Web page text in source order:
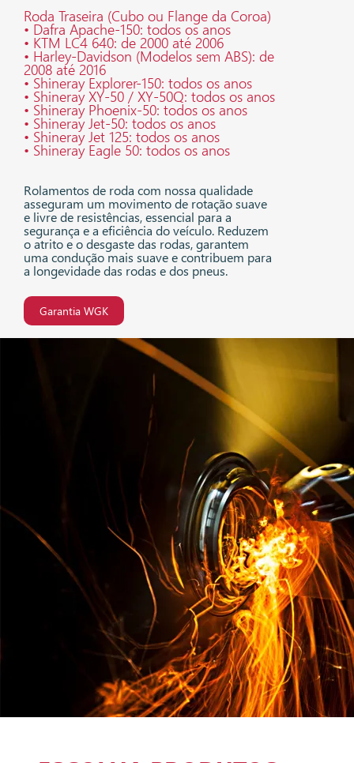
Roda Traseira (Cubo ou Flange da Coroa)
• Dafra Apache-150: todos os anos
• KTM LC4 640: de 2000 até 2006
• Harley-Davidson (Modelos sem ABS): de
2008 até 2016
• Shineray Explorer-150: todos os anos
• Shineray XY-50 / XY-50Q: todos os anos
• Shineray Phoenix-50: todos os anos
• Shineray Jet-50: todos os anos
• Shineray Jet 125: todos os anos
• Shineray Eagle 50: todos os anos
Rolamentos de roda com nossa qualidade
asseguram um movimento de rotação suave
e livre de resistências, essencial para a
segurança e a eficiência do veículo. Reduzem
o atrito e o desgaste das rodas, garantem
uma condução mais suave e contribuem para
a longevidade das rodas e dos pneus.
Garantia WGK